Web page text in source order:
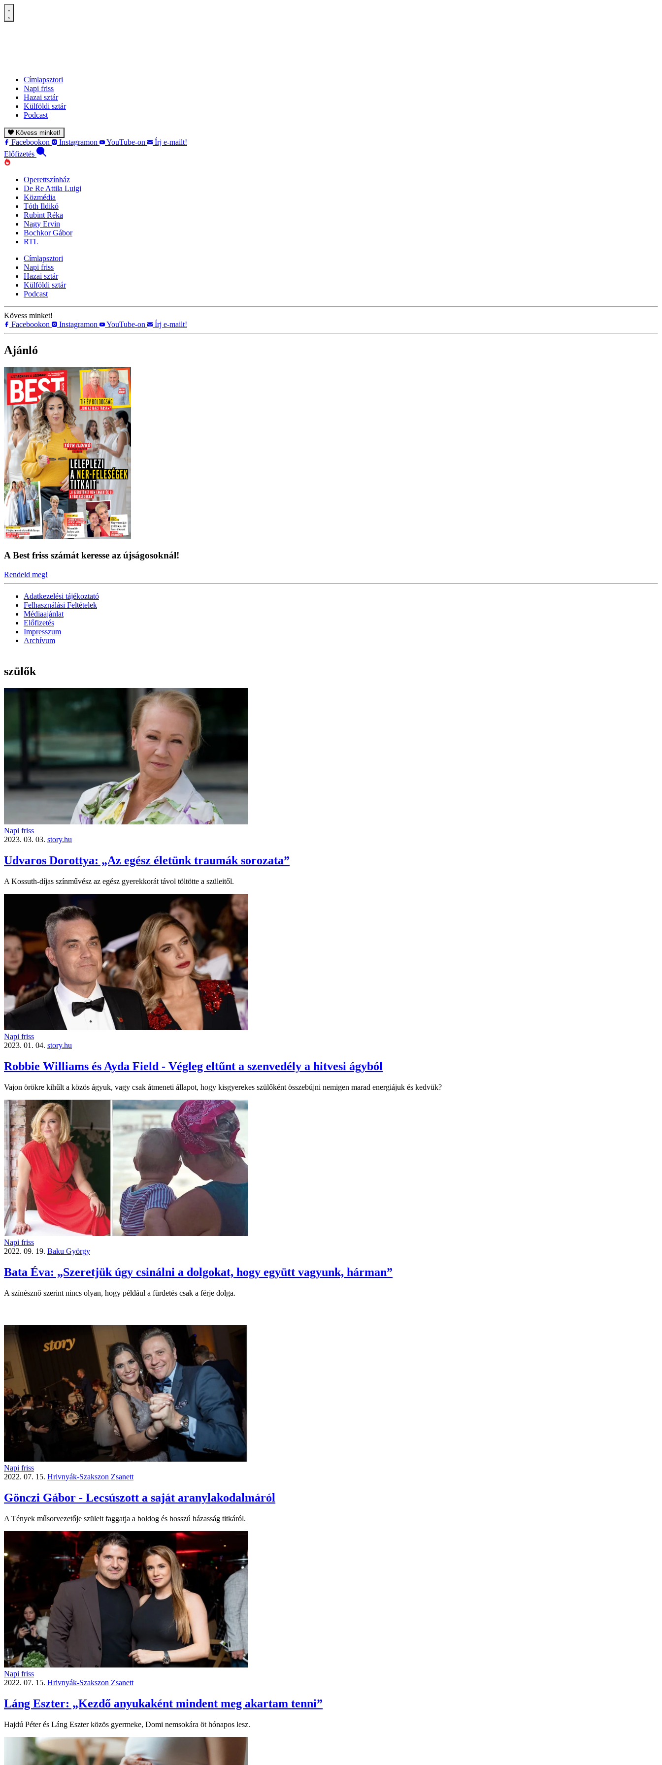
Címlapsztori
Napi friss
Hazai sztár
Külföldi sztár
Podcast
Kövess minket!
Facebookon Instagramon YouTube-on
Írj e-mailt!
Előfizetés
Operettszínház
De Re Attila Luigi
Közmédia
Tóth Ildikó
Rubint Réka
Nagy Ervin
Bochkor Gábor
RTL
Címlapsztori
Napi friss
Hazai sztár
Külföldi sztár
Podcast
Kövess minket!
Facebookon
Instagramon YouTube-on Írj e-mailt!
Ajánló
A Best friss számát keresse az újságosoknál!
Rendeld meg!
Adatkezelési tájékoztató
Felhasználási Feltételek
Médiaajánlat
Előfizetés
Impresszum
Archívum
szülők
Napi friss
2023. 03. 03. story.hu
Udvaros Dorottya: „Az egész életünk traumák sorozata”
A Kossuth-díjas színművész az egész gyerekkorát távol töltötte a szüleitől.
Napi friss
2023. 01. 04. story.hu
Robbie Williams és Ayda Field - Végleg eltűnt a szenvedély a hitvesi ágyból
Vajon örökre kihűlt a közös ágyuk, vagy csak átmeneti állapot, hogy kisgyerekes szülőként összebújni nemigen marad energiájuk és kedvük?
Napi friss
2022. 09. 19. Baku György
Bata Éva: „Szeretjük úgy csinálni a dolgokat, hogy együtt vagyunk, hárman”
A színésznő szerint nincs olyan, hogy például a fürdetés csak a férje dolga.
Napi friss
2022. 07. 15. Hrivnyák-Szakszon Zsanett
Gönczi Gábor - Lecsúszott a saját aranylakodalmáról
A Tények műsorvezetője szüleit faggatja a boldog és hosszú házasság titkáról.
Napi friss
2022. 07. 15. Hrivnyák-Szakszon Zsanett
Láng Eszter: „Kezdő anyukaként mindent meg akartam tenni”
Hajdú Péter és Láng Eszter közös gyermeke, Domi nemsokára öt hónapos lesz.